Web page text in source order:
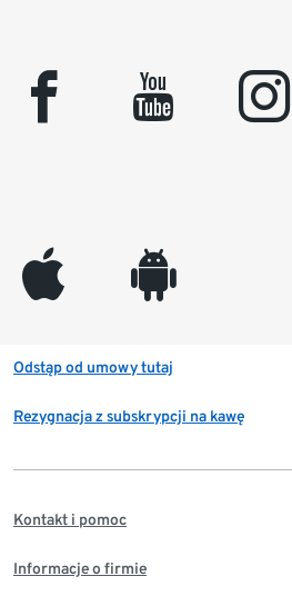
facebook youtube instagram
appleinc android
Odstąp od umowy tutaj
Rezygnacja z subskrypcji na kawę
Kontakt i pomoc
Informacje o firmie